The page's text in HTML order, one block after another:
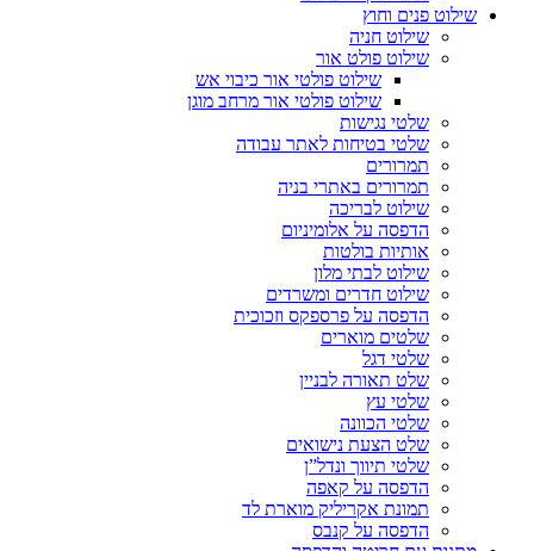
שילוט פנים וחוץ
שילוט חניה
שילוט פולט אור
שילוט פולטי אור כיבוי אש
שילוט פולטי אור מרחב מוגן
שלטי נגישות
שלטי בטיחות לאתר עבודה
תמרורים
תמרורים באתרי בניה
שילוט לבריכה
הדפסה על אלומיניום
אותיות בולטות
שילוט לבתי מלון
שילוט חדרים ומשרדים
הדפסה על פרספקס וזכוכית
שלטים מוארים
שלטי דגל
שלט תאורה לבניין
שלטי עץ
שלטי הכוונה
שלט הצעת נישואים
שלטי תיווך ונדל”ן
הדפסה על קאפה
תמונת אקריליק מוארת לד
הדפסה על קנבס